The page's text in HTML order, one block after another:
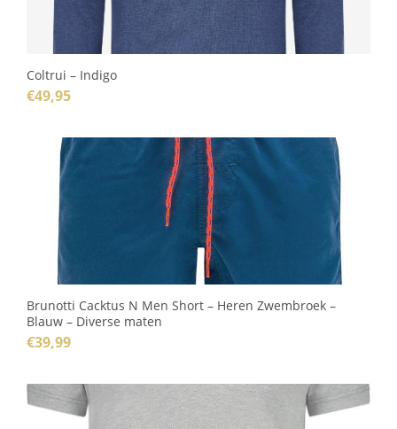
Coltrui – Indigo
€49,95
Brunotti Cacktus N Men Short – Heren Zwembroek –
Blauw – Diverse maten
€39,99